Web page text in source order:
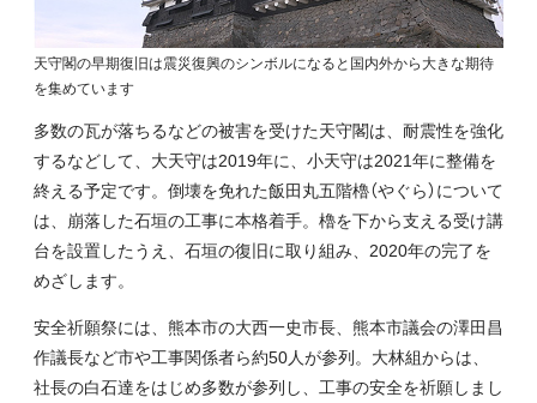
天守閣の早期復旧は震災復興のシンボルになると国内外から大きな期待
を集めています
多数の瓦が落ちるなどの被害を受けた天守閣は、耐震性を強化
するなどして、大天守は2019年に、小天守は2021年に整備を
終える予定です。倒壊を免れた飯田丸五階櫓（やぐら）について
は、崩落した石垣の工事に本格着手。櫓を下から支える受け講
台を設置したうえ、石垣の復旧に取り組み、2020年の完了を
めざします。
安全祈願祭には、熊本市の大西一史市長、熊本市議会の澤田昌
作議長など市や工事関係者ら約50人が参列。大林組からは、
社長の白石達をはじめ多数が参列し、工事の安全を祈願しまし